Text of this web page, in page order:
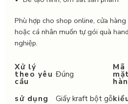
Phù hợp cho shop online, cửa
hoặc cá nhân muốn tự gói quà
nghiệp.
Xử lý
theo yêu
cầu
Đúng
Mã
sử dụng Giấy kraft bột gỗ